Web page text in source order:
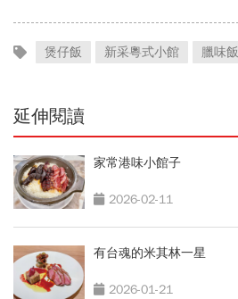
煲仔飯 新采粵式小館 臘味飯
延伸閱讀
家常港味小館子
2026-02-11
有台魂的米其林一星
2026-01-21